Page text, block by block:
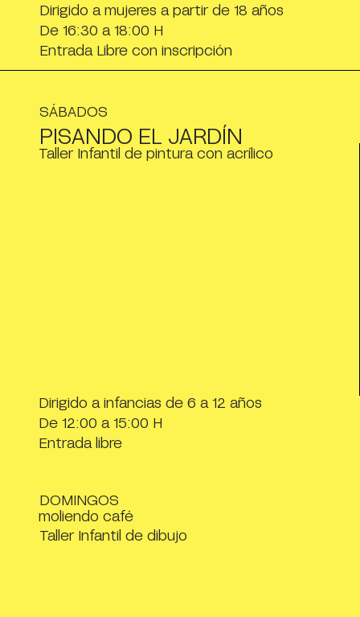
Dirigido a mujeres a partir de 18 años
De 16:30 a 18:00 H
Entrada Libre con inscripción
SÁBADOS
PISANDO EL JARDÍN
Taller Infantil de pintura con acrílico
Dirigido a infancias de 6 a 12 años
De 12:00 a 15:00 H
Entrada libre
DOMINGOS
moliendo café
Taller Infantil de dibujo